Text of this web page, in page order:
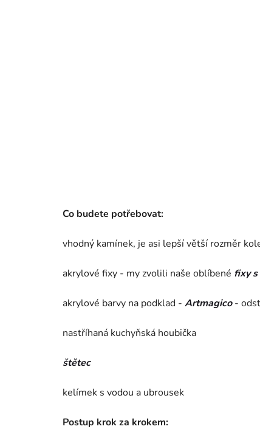
Co budete potřebovat:
vhodný kamínek, je asi lepší větší rozměr
akrylové fixy - my zvolili naše oblíbené fixy
akrylové barvy na podklad - Artmagico-
nastříhaná kuchyňská houbička
štětec
kelímek s vodou a ubrousek
Postup krok za krokem: